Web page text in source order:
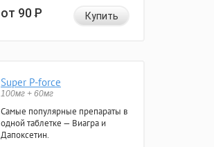
от 90Р Купить
Super P-force
100мг + 60мг
Самые популярные препараты в
одной таблетке — Виагра и
Дапоксетин.